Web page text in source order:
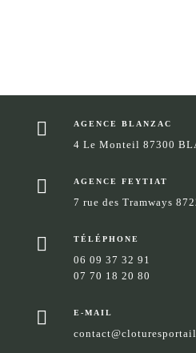
 AGENCE BLANZAC
4 Le Monteil 87300
 AGENCE FEYTIAT
7 rue des Tramways
 TÉLÉPHONE
06 09 37 32 91
07 70 18 20 80
 E-MAIL